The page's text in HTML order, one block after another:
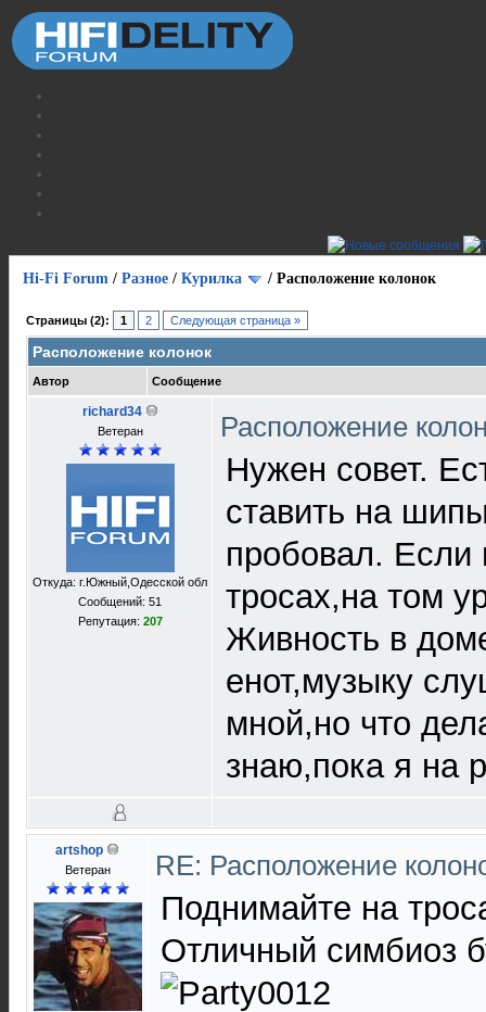
Hi-Fi Forum / Разное / Курилка / Расположение колонок
Страницы (2): 1 2 Следующая страница »
Расположение колонок
Автор Сообщение
richard34
Ветеран
Откуда: г.Южный,Одесской обл
Сообщений: 51
Репутация: 207
Расположение
Нужен совет.
ставить на
пробовал. Если
тросах,на том
Живность в
енот,музыку
мной,но что
знаю,пока я на
artshop
Ветеран RE: Расположение
Поднимайте на
Отличный симбиоз